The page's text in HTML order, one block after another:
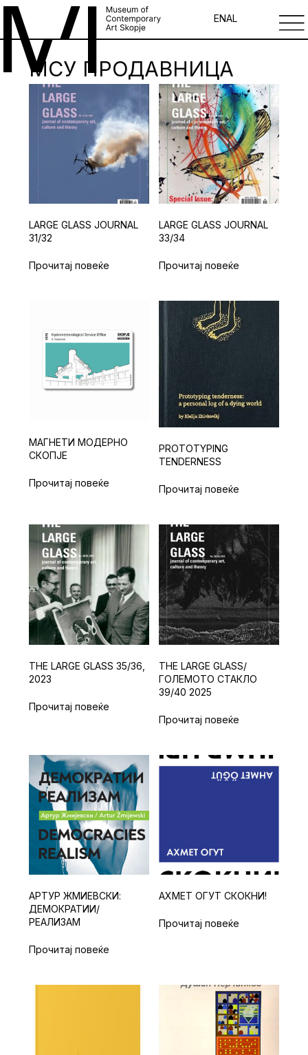
ENAL
МСУ ПРОДАВНИЦА
LARGE GLASS JOURNAL
31/32
Прочитај повеќе
LARGE GLASS JOURNAL
33/34
Прочитај повеќе
MАГНЕТИ МОДЕРНО
СКОПЈЕ
Прочитај повеќе
PROTOTYPING
TENDERNESS
Прочитај повеќе
THE LARGE GLASS 35/36,
2023
Прочитај повеќе
THE LARGE GLASS/
ГОЛЕМОТО СТАКЛО
39/40 2025
Прочитај повеќе
АРТУР ЖМИЕВСКИ:
ДЕМОКРАТИИ/
РЕАЛИЗАМ
Прочитај повеќе
АХМЕТ ОГУТ СКОКНИ!
Прочитај повеќе